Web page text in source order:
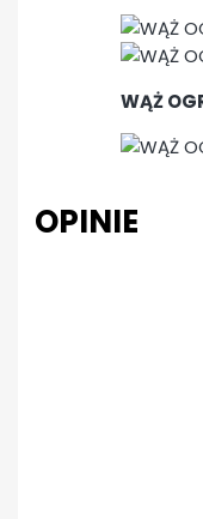
WĄŻ
OPINIE